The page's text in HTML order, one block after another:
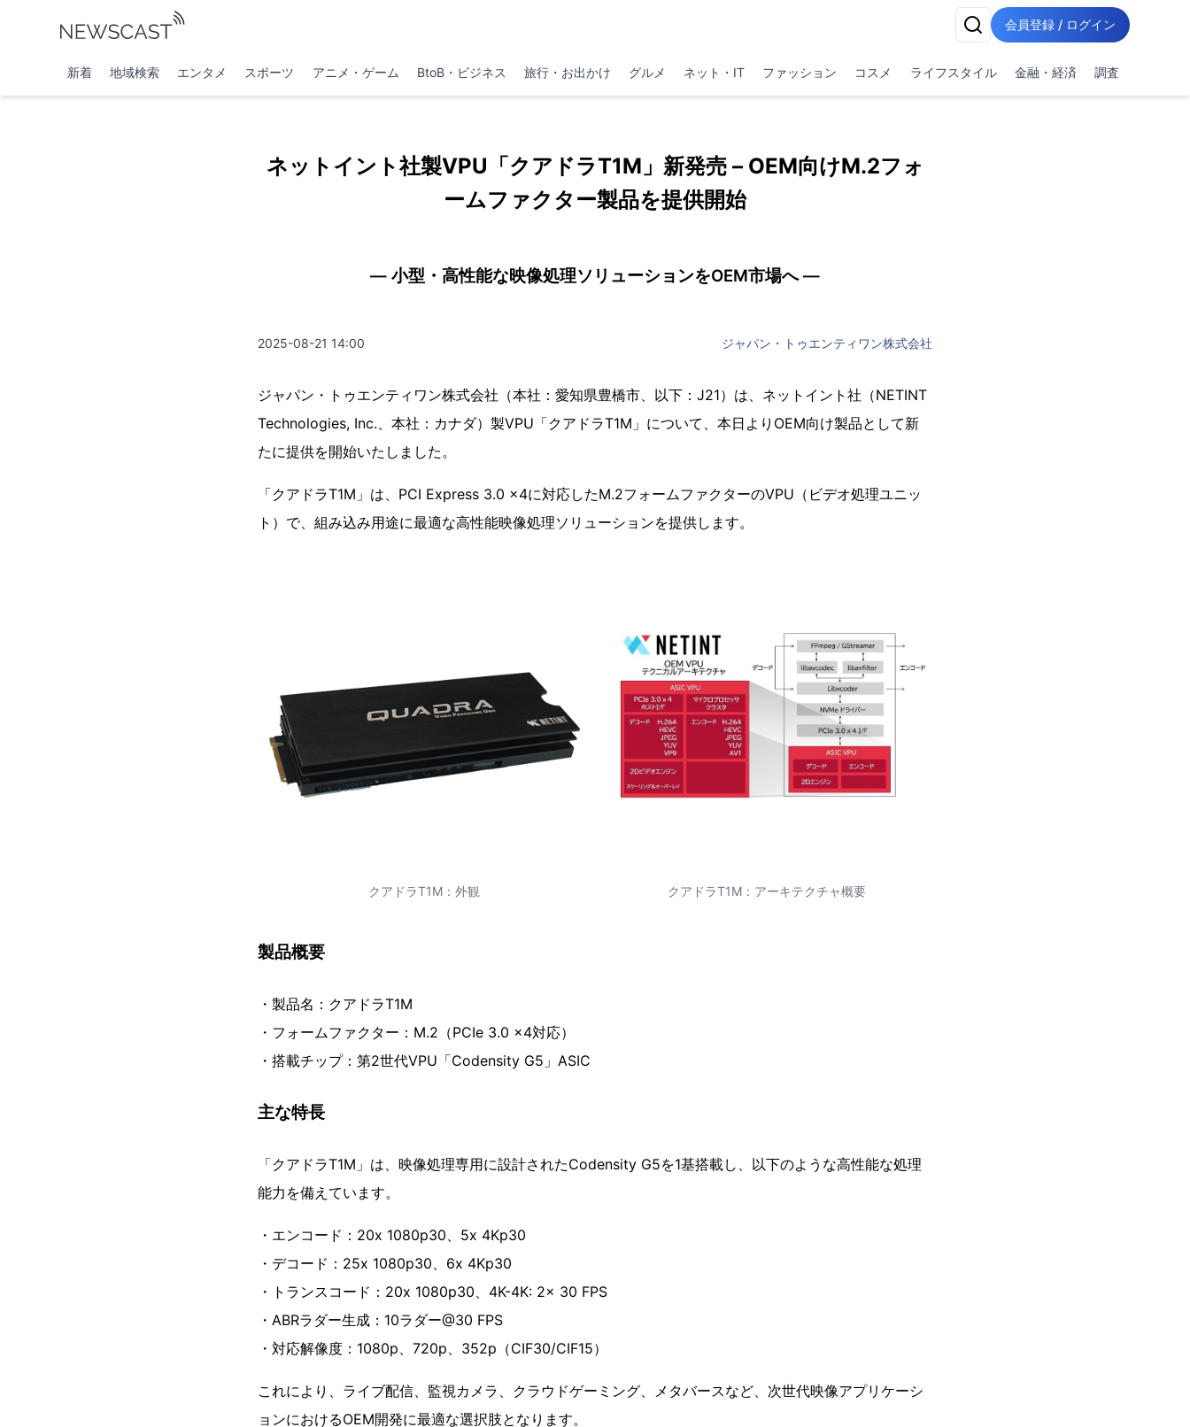
会員登録 / ログイン
新着 地域検索 エンタメ スポーツ アニメ・ゲーム BtoB・ビジネス 旅行・お出かけ グルメ ネット・IT ファッション コスメ ライフスタイル 金融・経済 調査
ネットイント社製VPU「クアドラT1M」新発売 – OEM向けM.2フォ
ームファクター製品を提供開始
― 小型・高性能な映像処理ソリューションをOEM市場へ ―
2025-08-21 14:00 ジャパン・トゥエンティワン株式会社
ジャパン・トゥエンティワン株式会社（本社：愛知県豊橋市、以下：J21）は、ネットイント社（NETINT
Technologies, Inc.、本社：カナダ）製VPU「クアドラT1M」について、本日よりOEM向け製品として新
たに提供を開始いたしました。
「クアドラT1M」は、PCI Express 3.0 x4に対応したM.2フォームファクターのVPU（ビデオ処理ユニッ
ト）で、組み込み用途に最適な高性能映像処理ソリューションを提供します。
クアドラT1M：外観 クアドラT1M：アーキテクチャ概要
製品概要
・製品名：クアドラT1M
・フォームファクター：M.2（PCIe 3.0 x4対応）
・搭載チップ：第2世代VPU「Codensity G5」ASIC
主な特長
「クアドラT1M」は、映像処理専用に設計されたCodensity G5を1基搭載し、以下のような高性能な処理
能力を備えています。
・エンコード：20x 1080p30、5x 4Kp30
・デコード：25x 1080p30、6x 4Kp30
・トランスコード：20x 1080p30、4K-4K: 2x 30 FPS
・ABRラダー生成：10ラダー@30 FPS
・対応解像度：1080p、720p、352p（CIF30/CIF15）
これにより、ライブ配信、監視カメラ、クラウドゲーミング、メタバースなど、次世代映像アプリケーシ
ョンにおけるOEM開発に最適な選択肢となります。